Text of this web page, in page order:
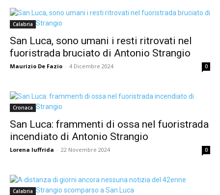
Calabria
San Luca, sono umani i resti ritrovati nel
fuoristrada bruciato di Antonio Strangio
Maurizio De Fazio - 4 Dicembre 2024 0
Cronaca
San Luca: frammenti di ossa nel fuoristrada
incendiato di Antonio Strangio
Lorena Iuffrida - 22 Novembre 2024 0
Calabria